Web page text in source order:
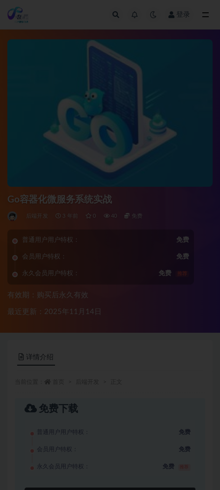
登录
Go容器化微服务系统实战
后端开发 3 年前 0 40 免费
普通用户用户特权： 免费
会员用户特权： 免费
永久会员用户特权： 免费 推荐
有效期：购买后永久有效
最近更新：2025年11月14日
详情介绍
免费下载
普通用户用户特权： 免费
会员用户特权： 免费
永久会员用户特权： 免费